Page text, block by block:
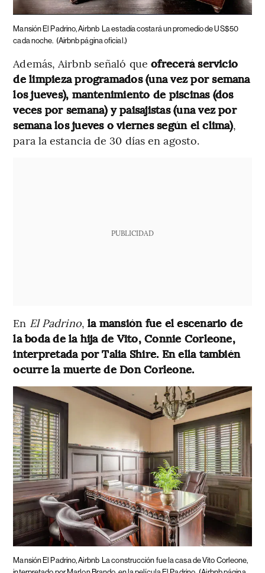
Mansión El Padrino, Airbnb La estadía costará un promedio de US$50
cada noche. (Airbnb página oficial.)
Además, Airbnb señaló que ofrecerá servicio
de limpieza programados (una vez por semana
los jueves), mantenimiento de piscinas (dos
veces por semana) y paisajistas (una vez por
semana los jueves o viernes según el clima),
para la estancia de 30 días en agosto.
PUBLICIDAD
En El Padrino, la mansión fue el escenario de
la boda de la hija de Vito, Connie Corleone,
interpretada por Talia Shire. En ella también
ocurre la muerte de Don Corleone.
Mansión El Padrino, Airbnb La construcción fue la casa de Vito Corleone,